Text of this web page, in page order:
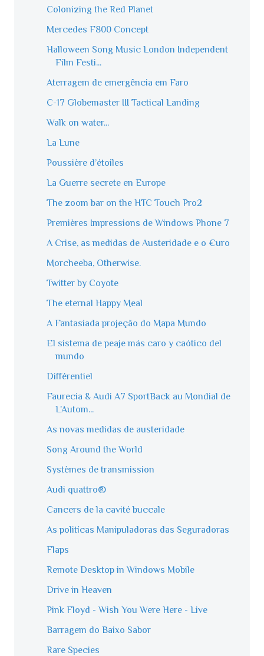
Colonizing the Red Planet
Mercedes F800 Concept
Halloween Song Music London Independent
Film Festi...
Aterragem de emergência em Faro
C-17 Globemaster III Tactical Landing
Walk on water...
La Lune
Poussière d’étoiles
La Guerre secrete en Europe
The zoom bar on the HTC Touch Pro2
Premières Impressions de Windows Phone 7
A Crise, as medidas de Austeridade e o €uro
Morcheeba, Otherwise.
Twitter by Coyote
The eternal Happy Meal
A Fantasiada projeção do Mapa Mundo
El sistema de peaje más caro y caótico del
mundo
Différentiel
Faurecia & Audi A7 SportBack au Mondial de
L'Autom...
As novas medidas de austeridade
Song Around the World
Systèmes de transmission
Audi quattro®
Cancers de la cavité buccale
As politícas Manipuladoras das Seguradoras
Flaps
Remote Desktop in Windows Mobile
Drive in Heaven
Pink Floyd - Wish You Were Here - Live
Barragem do Baixo Sabor
Rare Species